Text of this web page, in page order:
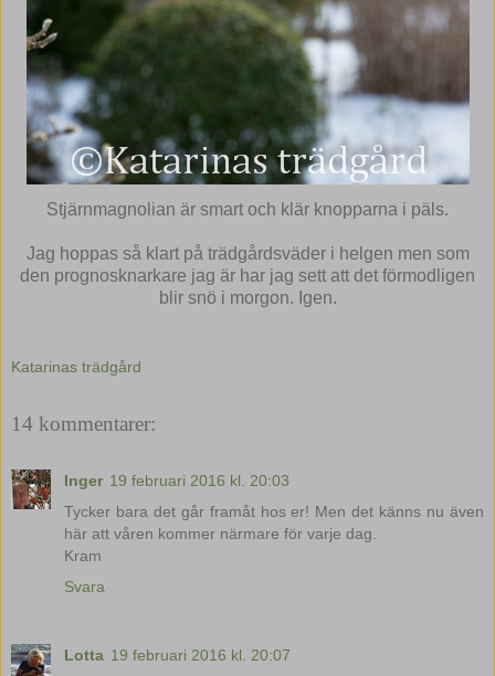
Stjärnmagnolian är smart och klär knopparna i päls.
Jag hoppas så klart på trädgårdsväder i helgen men som
den prognosknarkare jag är har jag sett att det förmodligen
blir snö i morgon. Igen.
Katarinas trädgård
14 kommentarer:
Inger 19 februari 2016 kl. 20:03
Tycker bara det går framåt hos er! Men det känns nu även
här att våren kommer närmare för varje dag.
Kram
Svara
Lotta 19 februari 2016 kl. 20:07